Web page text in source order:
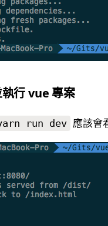
行 vue 專案
run dev 應該會